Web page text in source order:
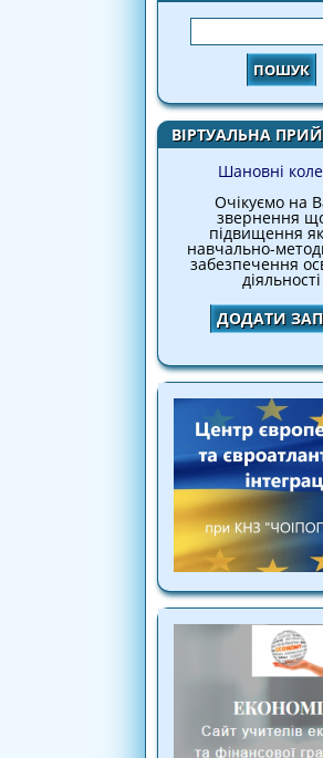
Пошук
ВІРТУАЛЬНА
Шановні
Очікуємо на
звернення
підвищення
навчально-
забезпечення
діяльності
ДОДАТИ